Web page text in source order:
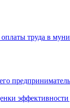
труда в